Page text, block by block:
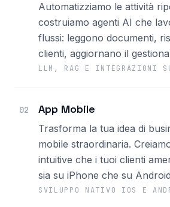
Automatizziamo le attività
costruiamo agenti AI che
flussi: leggono documenti,
clienti, aggiornano il
LLM, RAG E INTEGRAZIONI
02 App Mobile
Trasforma la tua idea di
mobile straordinaria.
intuitive che i tuoi clienti
sia su iPhone che su
SVILUPPO NATIVO IOS E